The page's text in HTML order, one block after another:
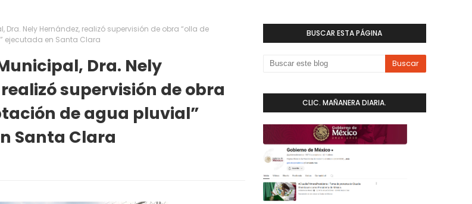
Dra. Nely Hernández, realizó supervisión de obra “olla de
ejecutada en Santa Clara
Dra. Nely
supervisión de obra
de agua pluvial”
Santa Clara
BUSCAR ESTA PÁGINA
CLIC. MAÑANERA DIARIA.